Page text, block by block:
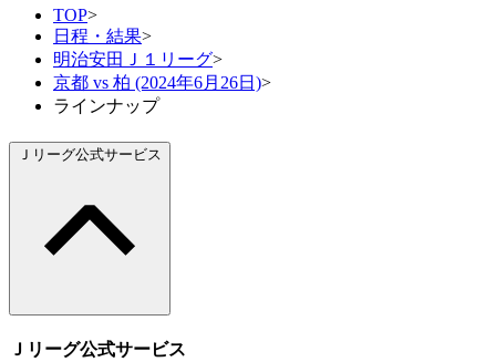
TOP>
日程・結果>
明治安田Ｊ１リーグ>
京都 vs 柏 (2024年6月26日)>
ラインナップ
Ｊリーグ公式サービス
Ｊリーグ公式サービス